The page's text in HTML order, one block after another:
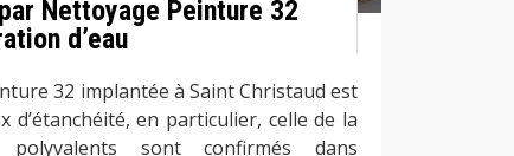
Nettoyage Peinture 32
d’eau
32 implantée à Saint Christaud est
d’étanchéité, en particulier, celle de la
sont confirmés dans